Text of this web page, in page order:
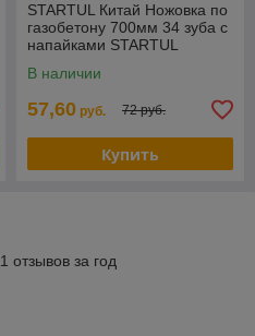
STARTUL Китай Ножовка по
газобетону 700мм 34 зуба с
напайками STARTUL
В наличии
57,60 руб. 72 руб.
Купить
отзывов за год